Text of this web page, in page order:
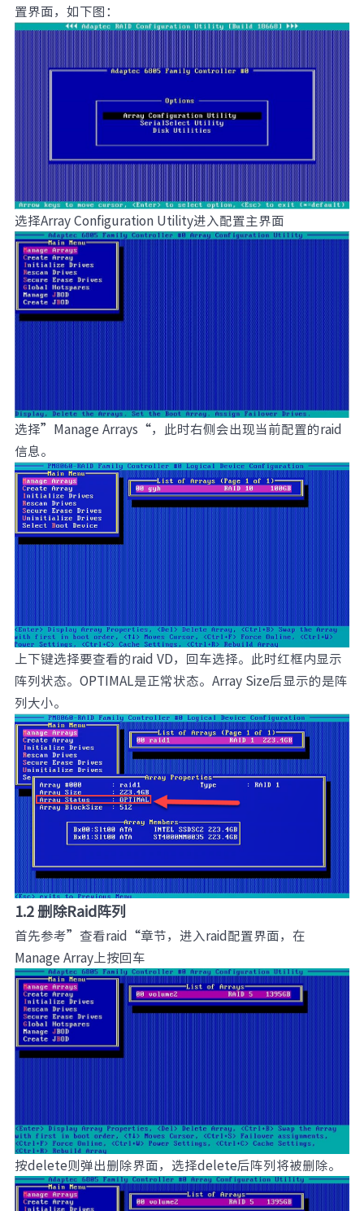
置界面，如下图：
选择Array Configuration Utility进入配置主界面
选择”Manage Arrays“，此时右侧会出现当前配置的raid
信息。
上下键选择要查看的raid VD，回车选择。此时红框内显示
阵列状态。OPTIMAL是正常状态。Array Size后显示的是阵
列大小。
1.2 删除Raid阵列
首先参考”查看raid“章节，进入raid配置界面，在
Manage Array上按回车
按delete则弹出删除界面，选择delete后阵列将被删除。